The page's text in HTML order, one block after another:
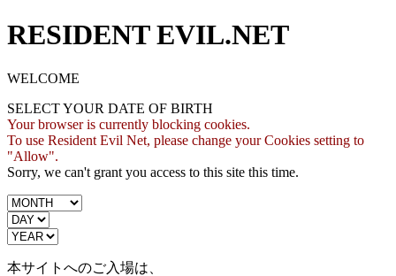
RESIDENT EVIL.NET
WELCOME
SELECT YOUR DATE OF BIRTH
Your browser is currently blocking cookies.
To use Resident Evil Net, please change your Cookies setting to
"Allow".
Sorry, we can't grant you access to this site this time.
本サイトへのご入場は、